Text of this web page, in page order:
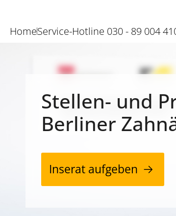
HomeService-Hotline 030 - 89 004
Stellen- und
Berliner
Inserat aufgeben